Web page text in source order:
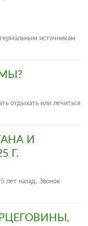
источникам
отдыхать или лечиться
И
Г.
лет назад. Звонок